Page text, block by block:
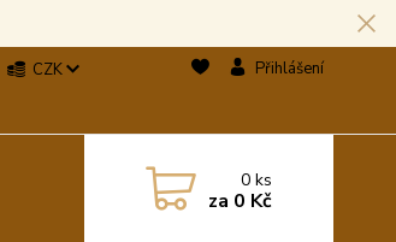
CZK Přihlášení
0ks
za 0 Kč